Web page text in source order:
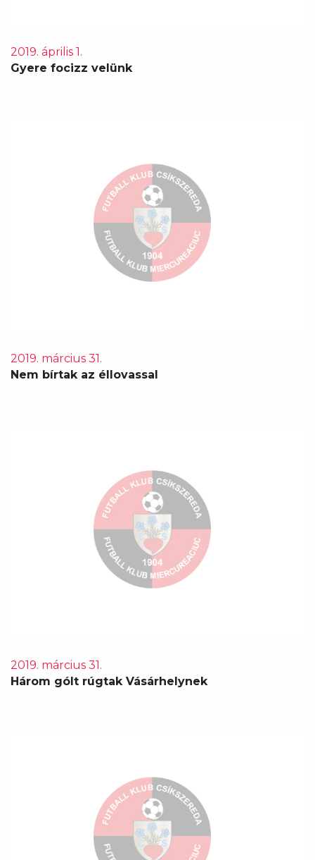
2019. április 1.
Gyere focizz velünk
2019. március 31.
Nem bírtak az éllovassal
2019. március 31.
Három gólt rúgtak Vásárhelynek